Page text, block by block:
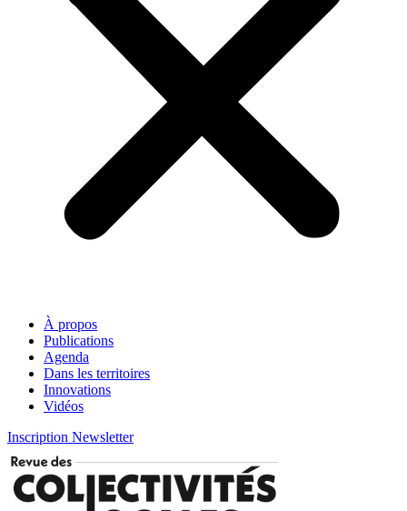
À propos
Publications
Agenda
Dans les territoires
Innovations
Vidéos
Inscription Newsletter